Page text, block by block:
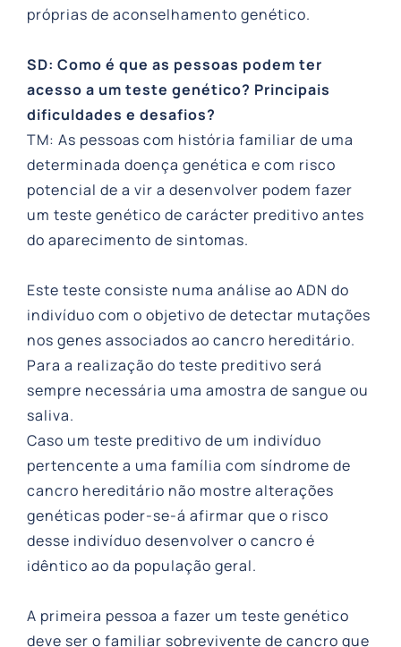
próprias de aconselhamento genético.
SD: Como é que as pessoas podem ter
acesso a um teste genético? Principais
dificuldades e desafios?
TM: As pessoas com história familiar de uma
determinada doença genética e com risco
potencial de a vir a desenvolver podem fazer
um teste genético de carácter preditivo antes
do aparecimento de sintomas.
Este teste consiste numa análise ao ADN do
indivíduo com o objetivo de detectar mutações
nos genes associados ao cancro hereditário.
Para a realização do teste preditivo será
sempre necessária uma amostra de sangue ou
saliva.
Caso um teste preditivo de um indivíduo
pertencente a uma família com síndrome de
cancro hereditário não mostre alterações
genéticas poder-se-á afirmar que o risco
desse indivíduo desenvolver o cancro é
idêntico ao da população geral.
A primeira pessoa a fazer um teste genético
deve ser o familiar sobrevivente de cancro que